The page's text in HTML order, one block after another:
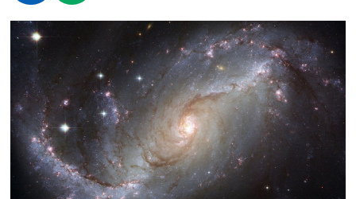
TOEIC 多益課程
IELTS 雅思課程
GEPT 全民英檢課程
TOEFL 托福課程
能力養成
自然發音
英文聽力養成
開口溜英文
旅遊英文
特色課程
主題課程
英語俱樂部
ECAM
線上真人
日語
韓語
更多
一對一家教
影音學英文
英文能力測驗
學習分享
學員故事
學員讚出來
活動花絮
校園贊助
企業服務
Recruiting